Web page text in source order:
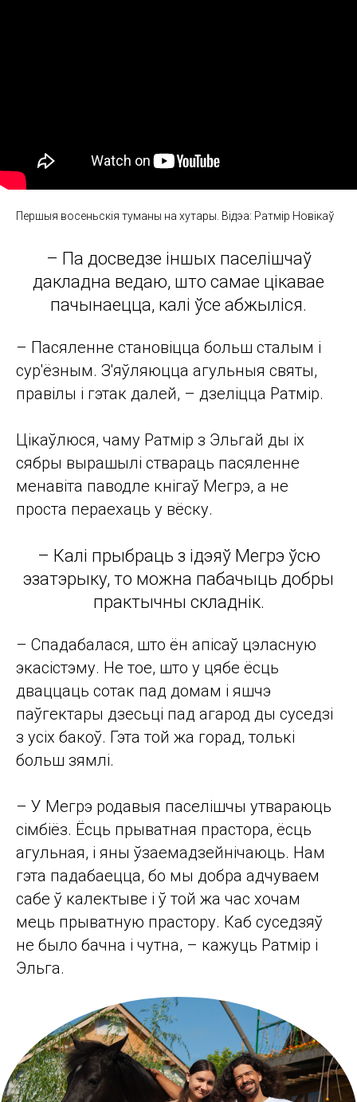
Першыя восеньскія туманы на хутары. Відэа: Ратмір Новікаў
– Па досведзе іншых паселішчаў
дакладна ведаю, што самае цікавае
пачынаецца, калі ўсе абжыліся.
– Пасяленне становіцца больш сталым і
сур'ёзным. З'яўляюцца агульныя святы,
правілы і гэтак далей, – дзеліцца Ратмір.
Цікаўлюся, чаму Ратмір з Эльгай ды іх
сябры вырашылі ствараць пасяленне
менавіта паводле кнігаў Мегрэ, а не
проста пераехаць у вёску.
– Калі прыбраць з ідэяў Мегрэ ўсю
эзатэрыку, то можна пабачыць добры
практычны складнік.
– Спадабалася, што ён апісаў цэласную
экасістэму. Не тое, што у цябе ёсць
дваццаць сотак пад домам і яшчэ
паўгектары дзесьці пад агарод ды суседзі
з усіх бакоў. Гэта той жа горад, толькі
больш зямлі.
– У Мегрэ родавыя паселішчы утвараюць
сімбіёз. Ёсць прыватная прастора, ёсць
агульная, і яны ўзаемадзейнічаюць. Нам
гэта падабаецца, бо мы добра адчуваем
сабе ў калектыве і ў той жа час хочам
мець прыватную прастору. Каб суседзяў
не было бачна і чутна, – кажуць Ратмір і
Эльга.